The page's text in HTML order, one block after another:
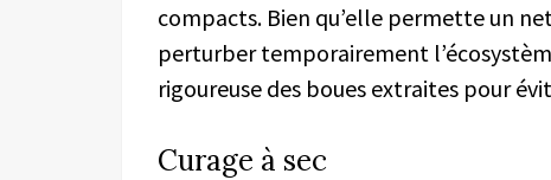
compacts. Bien qu’elle permette un
perturber temporairement
rigoureuse des boues extraites pour
Curage à sec